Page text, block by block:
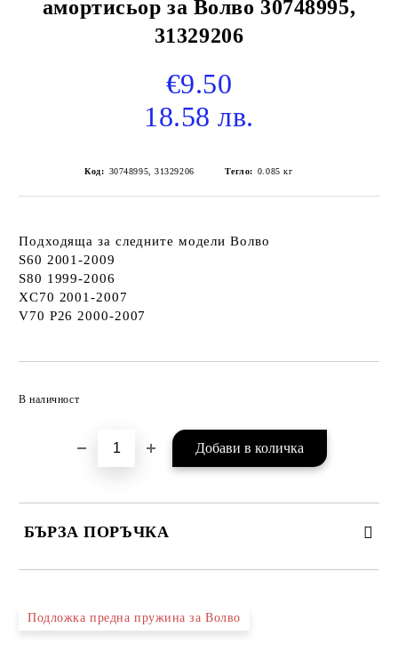
амортисьор за Волво 30748995,
31329206
€9.50
18.58 лв.
Код: 30748995, 31329206 Тегло: 0.085 кг
Подходяща за следните модели Волво
S60 2001-2009
S80 1999-2006
XC70 2001-2007
V70 P26 2000-2007
В наличност
БЪРЗА ПОРЪЧКА
Подложка предна пружина за Волво